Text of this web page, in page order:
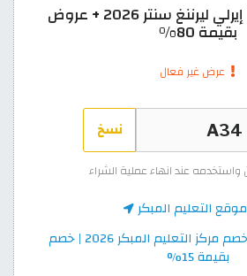
15% كود خصم إيرلي ليرننغ سنتر 2026 + عروض
بقيمة 80%
عرض غير فعال
نسخ
عند انهاء عملية الشراء
موقع التعليم المبكر
الرجوع إلى كود خصم مركز التعليم المبكر 2026 | خصم
بقيمة 15%